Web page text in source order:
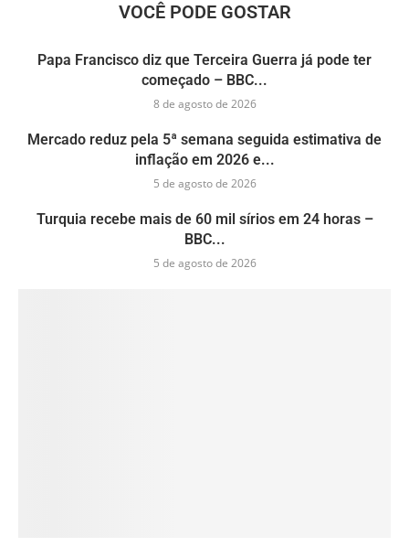
VOCÊ PODE GOSTAR
Papa Francisco diz que Terceira Guerra já pode ter
começado – BBC...
8 de agosto de 2026
Mercado reduz pela 5ª semana seguida estimativa de
inflação em 2026 e...
5 de agosto de 2026
Turquia recebe mais de 60 mil sírios em 24 horas –
BBC...
5 de agosto de 2026